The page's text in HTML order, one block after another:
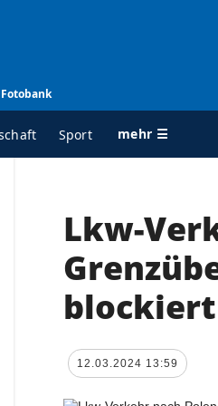
Fotobank
Sport mehr ☰
der
Lkw-
blockiert
12.03.2024 13:59